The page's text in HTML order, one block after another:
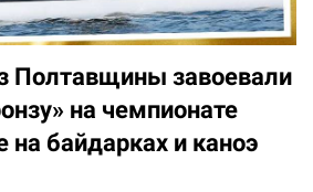
Полтавщины завоевали
на чемпионате
на байдарках и каноэ